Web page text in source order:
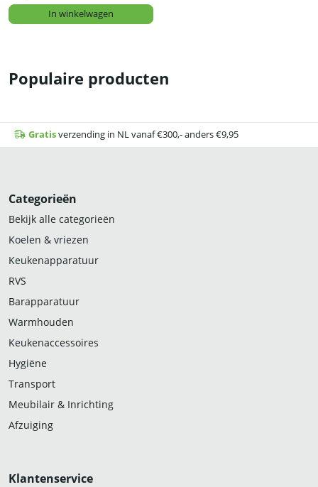
In winkelwagen
Populaire producten
Gratisverzending in NL vanaf €300,- anders €9,95
Categorieën
Bekijk alle categorieën
Koelen & vriezen
Keukenapparatuur
RVS
Barapparatuur
Warmhouden
Keukenaccessoires
Hygiëne
Transport
Meubilair & Inrichting
Afzuiging
Klantenservice